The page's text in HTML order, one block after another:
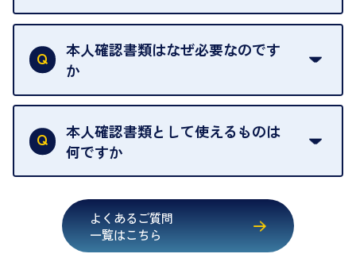
売却当日を含む8日間のうちに、お気軽にお申し出
出張買取のお品物は、8日間保管しております。
お品物の内容や点数によって異なりますが、店頭買
取の場合は1点あたり数分程度が目安です。大量の
お品物の場合は、お時間をいただくことがございま
本人確認書類はなぜ必要なのです
か
買取店は古物営業法により、お客様のご本人確認を
行うことが義務付けられています。安心してお取引
いただくためにも、ご協力をお願いいたします。
本人確認書類として使えるものは
何ですか
・健康保険証確認書
・マイナンバーカード
・在留カード
よくあるご質問
一覧はこちら